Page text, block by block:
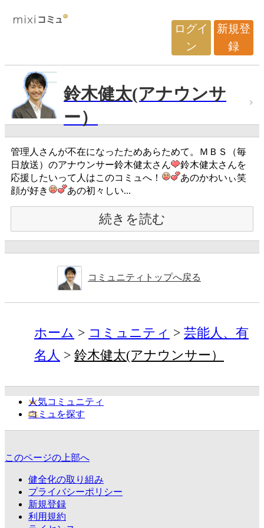
ログイ
ン
新規登
録
鈴木健太(アナウンサ
ー）
管理人さんが不在になったためあらためて。ＭＢＳ（毎
日放送）のアナウンサー鈴木健太さん
鈴木健太さんを
応援したいって人はこのコミュへ！
あのかわいぃ笑
顔が好き
あの初々しい...
続きを読む
コミュニティトップへ戻る
ホーム コミュニティ
芸能人、有
名人
鈴木健太(アナウンサー）
人気コミュニティ
コミュを探す
このページの上部へ
健全化の取り組み
プライバシーポリシー
新規登録
利用規約